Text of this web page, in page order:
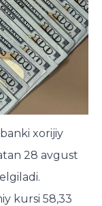
xorijiy
28 avgust
kursi 58,33